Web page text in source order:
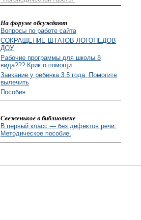
На форуме обсуждают
Вопросы по работе сайта
СОКРАЩЕНИЕ ШТАТОВ ЛОГОПЕДОВ
ДОУ
Рабочие программы для школы 8
вида??? Крик о помощи
Заикание у ребенка 3.5 года. Помогите
вылечить
Пособия
Свеженькое в библиотеке
В первый класс — без дефектов речи:
Методическое пособие.